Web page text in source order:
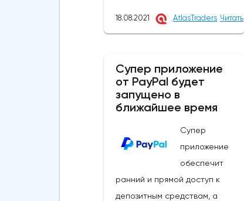
данными по динамике ВВП
показатель за 2 квартал 2021
года увеличился на 13,6% г/г,
что оказалось хуже
предыдущего значения на 0,1%.
В квартальном выражении, как
и прежде, экономика региона
18.08.2021 AtlasTraders Читать
Супер приложение
от PayPal будет
запущено в
ближайшее время
Супер
приложение
обеспечит
ранний и прямой доступ к
депозитным средствам, а